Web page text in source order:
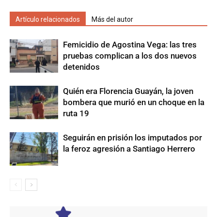
Artículo relacionados Más del autor
Femicidio de Agostina Vega: las tres
pruebas complican a los dos nuevos
detenidos
Quién era Florencia Guayán, la joven
bombera que murió en un choque en la
ruta 19
Seguirán en prisión los imputados por
la feroz agresión a Santiago Herrero